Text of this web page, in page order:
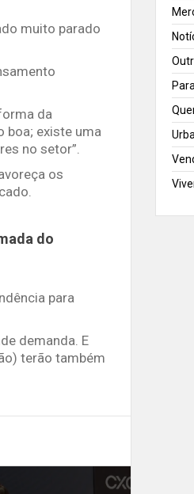
muito parado
da
boa; existe uma
no setor”.
os
do
para
demanda. E
terão também